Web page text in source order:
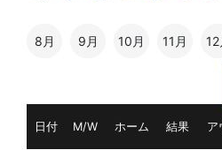
8月 9月 10月 11月 12
日付 M/W ホーム 結果 ア